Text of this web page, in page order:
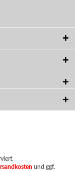
und ggf.